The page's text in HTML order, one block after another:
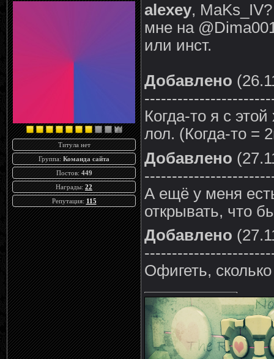
Титула нет
Группа: Команда сайта
Постов: 449
Награды: 22
Репутация: 115
alexey,
мне на
или инст.
Добавлено
Когда-то я с
лол. (Когда-то =
Добавлено
А ещё у меня
открывать, что
Добавлено
Офигеть,